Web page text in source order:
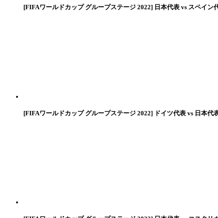
[FIFAワールドカップ グループステージ 2022] 日本代表 vs スペイン
[FIFAワールドカップ グループステージ 2022] ドイツ代表 vs 日本代